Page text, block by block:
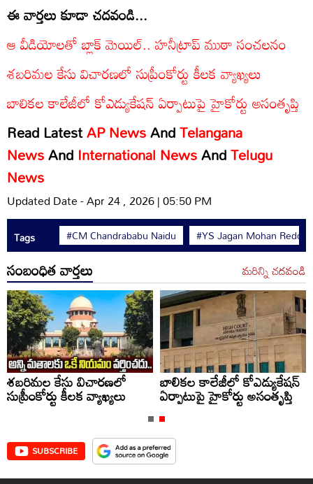
ఈ వార్తలు కూడా చదవండి...
ఆ వీడియోలతో బ్లాక్ మెయిల్.. హనీట్రాప్ ముఠా సంచలనం
శబరిమల కేసు విచారణలో సుప్రీంకోర్టు కీలక వ్యాఖ్యలు
బాలికల కాలేజీలో కోఎడ్యుకేషన్ ఏర్పాటుపై హైకోర్టు అసంతృప్తి
Read LatestAP NewsAndTelangana
NewsAnd International NewsAndTelugu
News
Updated Date - Apr 24 , 2026 | 05:50 PM
Tags #CM Chandrababu Naidu #YS Jagan Mohan Reddy
సంబంధిత వార్తలు మరిన్ని చదవండి
శబరిమల కేసు విచారణలో
సుప్రీంకోర్టు కీలక వ్యాఖ్యలు
బాలికల కాలేజీలో కోఎడ్యుకేషన్
ఏర్పాటుపై హైకోర్టు అసంతృప్తి
SUBSCRIBE